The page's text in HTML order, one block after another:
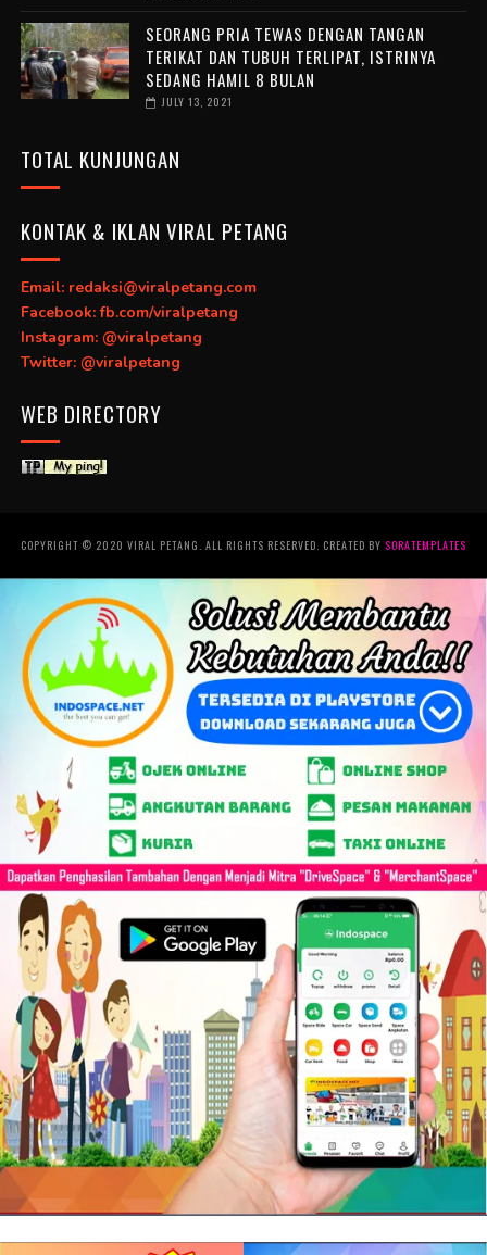
SEORANG PRIA TEWAS DENGAN TANGAN
TERIKAT DAN TUBUH TERLIPAT, ISTRINYA
SEDANG HAMIL 8 BULAN
JULY 13, 2021
TOTAL KUNJUNGAN
KONTAK & IKLAN VIRAL PETANG
Email: redaksi@viralpetang.com
Facebook: fb.com/viralpetang
Instagram: @viralpetang
Twitter: @viralpetang
WEB DIRECTORY
COPYRIGHT © 2020 VIRAL PETANG. ALL RIGHTS RESERVED. CREATED BY SORATEMPLATES